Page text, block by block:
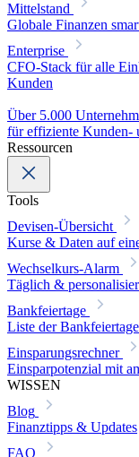
Mittelstand
Globale Finanzen
Enterprise
CFO-Stack für alle
Kunden
Über 5.000
für effiziente Kunden-
Ressourcen
Tools
Devisen-Übersicht
Kurse & Daten auf
Wechselkurs-Alarm
Täglich &
Bankfeiertage
Liste der Bankfeiertage
Einsparungsrechner
Einsparpotenzial mit
WISSEN
Blog
Finanztipps & Updates
FAQ